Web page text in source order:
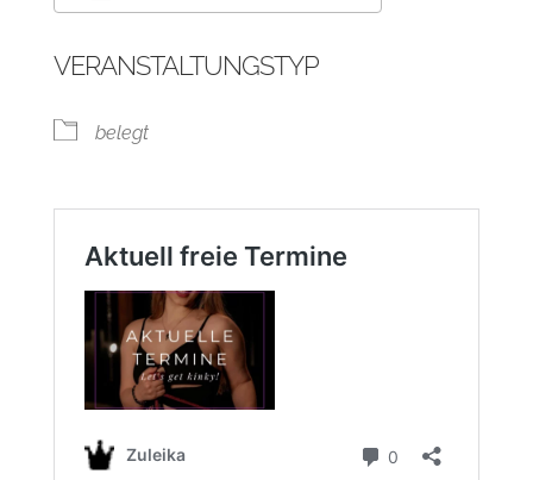
VERANSTALTUNGSTYP
belegt